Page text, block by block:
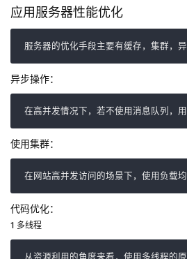
应用服务器性能优化
服务器的优化手段主要有缓存，集群，
异步操作：
在高并发情况下，若不使用消息队列，
使用集群：
在网站高并发访问的场景下，使用负载
代码优化：
1 多线程